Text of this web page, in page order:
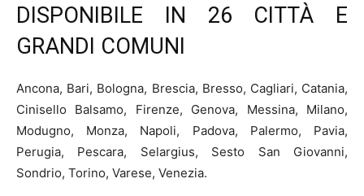
DISPONIBILE IN 26 CITTÀ E
GRANDI COMUNI
Ancona, Bari, Bologna, Brescia, Bresso, Cagliari, Catania,
Cinisello Balsamo, Firenze, Genova, Messina, Milano,
Modugno, Monza, Napoli, Padova, Palermo, Pavia,
Perugia, Pescara, Selargius, Sesto San Giovanni,
Sondrio, Torino, Varese, Venezia.